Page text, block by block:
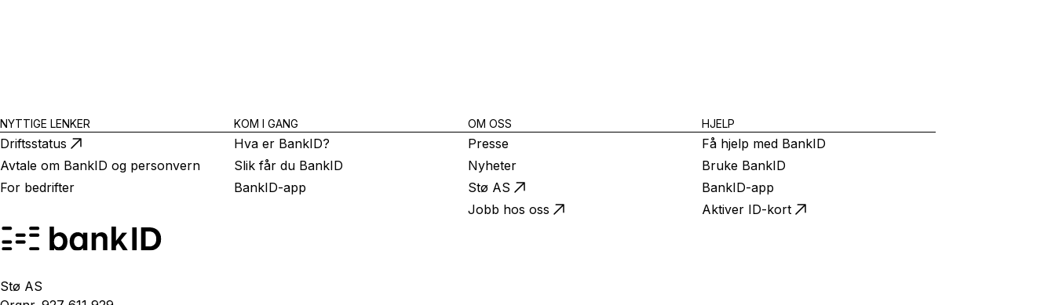
NYTTIGE LENKER
Driftsstatus
Avtale om BankID og personvern
For bedrifter
KOM I GANG
Hva er BankID?
Slik får du BankID
BankID-app
OM OSS
Presse
Nyheter
Stø AS
Jobb hos oss
HJELP
Få hjelp med BankID
Bruke BankID
BankID-app
Aktiver ID-kort
Stø AS